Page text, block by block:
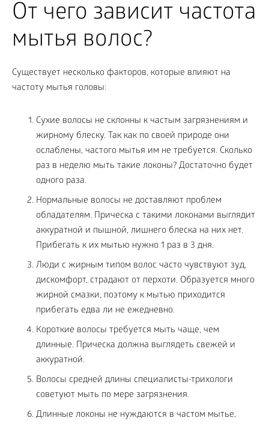
От чего зависит частота
мытья волос?
Существует несколько факторов, которые влияют на
частоту мытья головы:
Сухие волосы не склонны к частым загрязнениям и
жирному блеску. Так как по своей природе они
ослаблены, частого мытья им не требуется. Сколько
раз в неделю мыть такие локоны? Достаточно будет
одного раза.
Нормальные волосы не доставляют проблем
обладателям. Прическа с такими локонами выглядит
аккуратной и пышной, лишнего блеска на них нет.
Прибегать к их мытью нужно 1 раз в 3 дня.
Люди с жирным типом волос часто чувствуют зуд,
дискомфорт, страдают от перхоти. Образуется много
жирной смазки, поэтому к мытью приходится
прибегать едва ли не ежедневно.
Короткие волосы требуется мыть чаще, чем
длинные. Прическа должна выглядеть свежей и
аккуратной.
Волосы средней длины специалисты-трихологи
советуют мыть по мере загрязнения.
Длинные локоны не нуждаются в частом мытье,